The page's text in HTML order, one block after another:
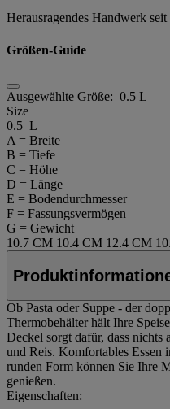
Herausragendes Handwerk
Größen-Guide
Ausgewählte Größe: 0.5 L
Size
0.5 L
A = Breite
B = Tiefe
C = Höhe
D = Länge
E = Bodendurchmesser
F = Fassungsvermögen
G = Gewicht
10.7 CM 10.4 CM 12.4 CM
Ob Pasta oder Suppe - der
Thermobehälter hält Ihre
Deckel sorgt dafür, dass nichts
und Reis. Komfortables Essen
runden Form können Sie Ihre
genießen.
Eigenschaften: